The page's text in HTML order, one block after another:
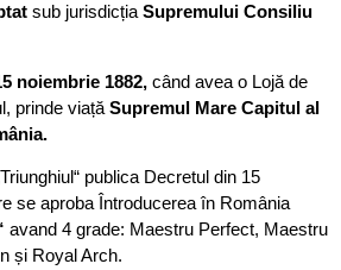
sub jurisdicția Supremului Consiliu
noiembrie 1882, când avea o Lojă de
prinde viață Supremul Mare Capitul al
publica Decretul din 15
se aproba Întroducerea în România
avand 4 grade: Maestru Perfect, Maestru
și Royal Arch.